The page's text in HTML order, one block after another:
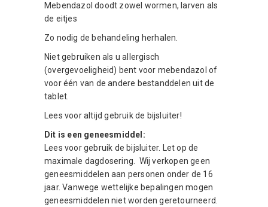
Mebendazol doodt zowel wormen, larven als
de eitjes
Zo nodig de behandeling herhalen.
Niet gebruiken als u allergisch
(overgevoeligheid) bent voor mebendazol of
voor één van de andere bestanddelen uit de
tablet.
Lees voor altijd gebruik de bijsluiter!
Dit is een geneesmiddel:
Lees voor gebruik de bijsluiter. Let op de
maximale dagdosering. Wij verkopen geen
geneesmiddelen aan personen onder de 16
jaar. Vanwege wettelijke bepalingen mogen
geneesmiddelen niet worden geretourneerd.